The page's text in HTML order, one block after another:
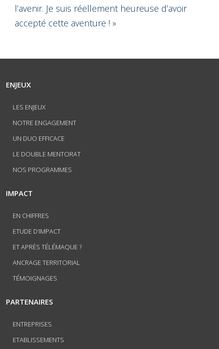
l’avenir. Je suis réellement heureuse d’avoir
accepté cette aventure ! »
ENJEUX
LES ENJEUX
NOTRE ENGAGEMENT
UN DUO EFFICACE
LE DOUBLE MENTORAT
NOS PROGRAMMES
IMPACT
EN CHIFFRES
ETUDE D’IMPACT
ET APRÈS TÉLÉMAQUE ?
ANCRAGE TERRITORIAL
TÉMOIGNAGES
PARTENAIRES
ENTREPRISES
ETABLISSEMENTS